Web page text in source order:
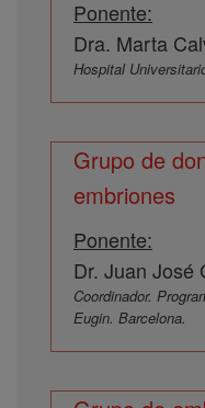
Ponente:
Dra. Marta
Hospital
Grupo de
embriones
Ponente:
Dr. Juan José
Coordinador.
Eugin. Barcelona.